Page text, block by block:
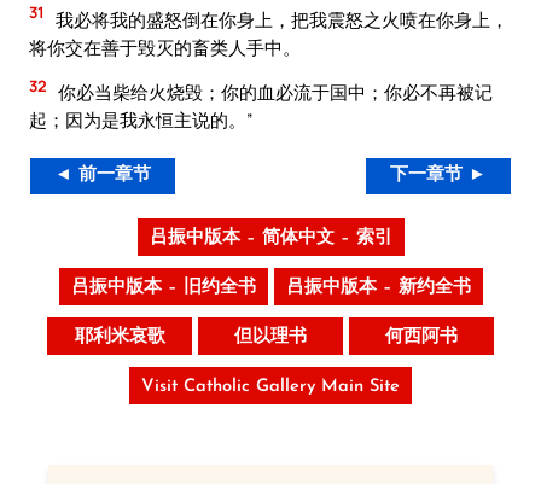
31
我必将我的盛怒倒在你身上，把我震怒之火喷在你身上，
将你交在善于毁灭的畜类人手中。
32 你必当柴给火烧毁；你的血必流于国中；你必不再被记
起；因为是我永恒主说的。”
◄ 前一章节 下一章节 ►
吕振中版本 – 简体中文 – 索引
吕振中版本 – 旧约全书 吕振中版本 – 新约全书
耶利米哀歌 但以理书 何西阿书
Visit Catholic Gallery Main Site